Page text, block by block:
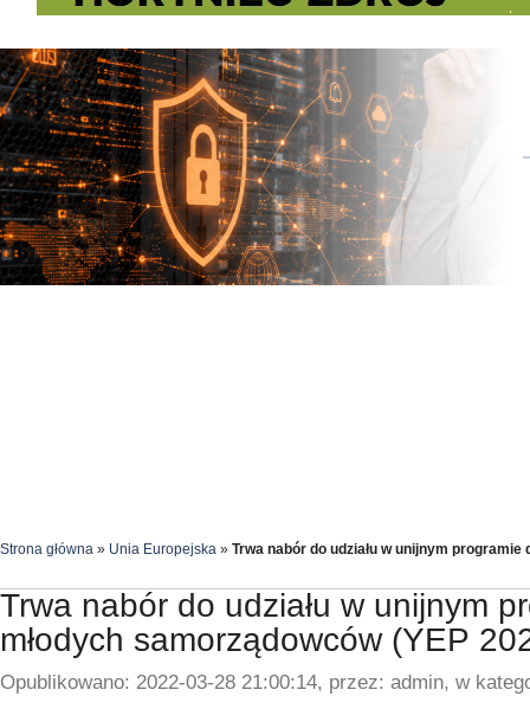
Strona główna » Unia Europejska » Trwa nabór do udziału w unijnym
Trwa nabór do udziału w unijnym
młodych samorządowców (YEP
Opublikowano: 2022-03-28 21:00:14, przez: admin, w